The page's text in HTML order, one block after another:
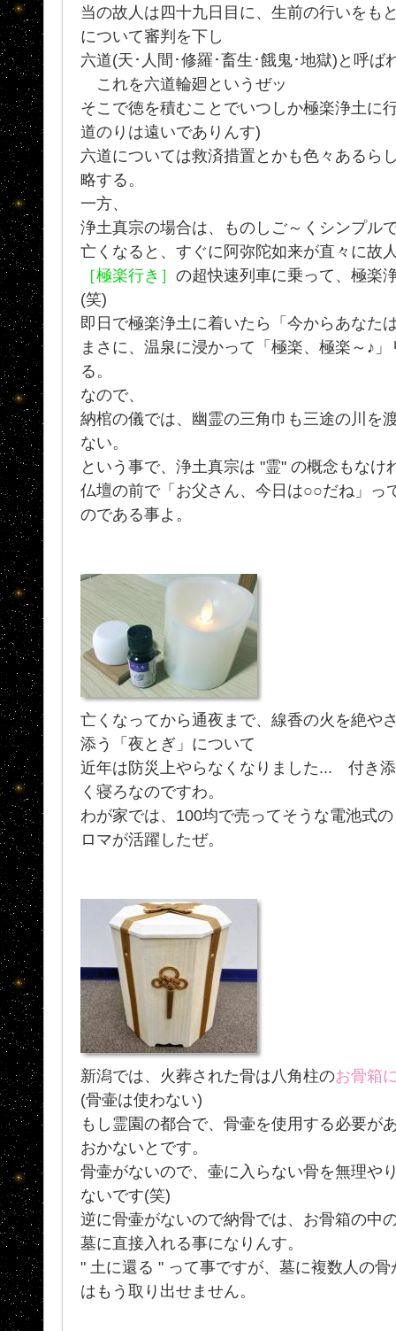
当の故人は四十九日目に、生前の行いをも
について審判を下し
六道(天･人間･修羅･畜生･餓鬼･地獄)と呼
これを六道輪廻というぜッ
そこで徳を積むことでいつしか極楽浄土に
道のりは遠いでありんす)
六道については救済措置とかも色々あるら
略する。
一方、
浄土真宗の場合は、ものしご～くシンプル
亡くなると、すぐに阿弥陀如来が直々に故
［極楽行き］ の超快速列車に乗って、極楽
(笑)
即日で極楽浄土に着いたら「今からあなた
まさに、温泉に浸かって「極楽、極楽～♪
る。
なので、
納棺の儀では、幽霊の三角巾も三途の川を
ない。
という事で、浄土真宗は "霊" の概念もなけ
仏壇の前で「お父さん、今日は○○だね」っ
のである事よ。
亡くなってから通夜まで、線香の火を絶や
添う「夜とぎ」について
近年は防災上やらなくなりました... 付き
く寝ろなのですわ。
わが家では、100均で売ってそうな電池式
ロマが活躍したぜ。
新潟では、火葬された骨は八角柱のお骨箱
(骨壷は使わない)
もし霊園の都合で、骨壷を使用する必要が
おかないとです。
骨壷がないので、壷に入らない骨を無理や
ないです(笑)
逆に骨壷がないので納骨では、お骨箱の中
墓に直接入れる事になりんす。
" 土に還る " って事ですが、墓に複数人の
はもう取り出せません。